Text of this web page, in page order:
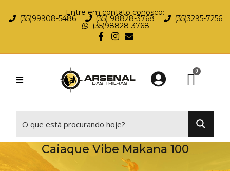
Entre em contato conosco:
(35)99908-5486 (35) 98828-3768 (35)3295-7256
(35)98828-3768
Caiaque Vibe Makana 100